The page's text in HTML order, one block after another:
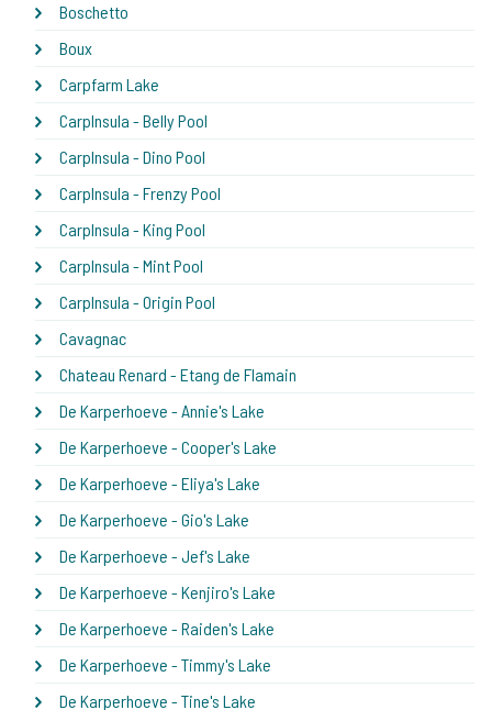
Boschetto
Boux
Carpfarm Lake
CarpInsula - Belly Pool
CarpInsula - Dino Pool
CarpInsula - Frenzy Pool
CarpInsula - King Pool
CarpInsula - Mint Pool
CarpInsula - Origin Pool
Cavagnac
Chateau Renard - Etang de Flamain
De Karperhoeve - Annie's Lake
De Karperhoeve - Cooper's Lake
De Karperhoeve - Eliya's Lake
De Karperhoeve - Gio's Lake
De Karperhoeve - Jef's Lake
De Karperhoeve - Kenjiro's Lake
De Karperhoeve - Raiden's Lake
De Karperhoeve - Timmy's Lake
De Karperhoeve - Tine's Lake